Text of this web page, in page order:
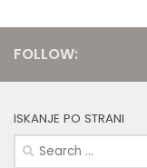
FOLLOW:
ISKANJE PO STRANI
Search
for: